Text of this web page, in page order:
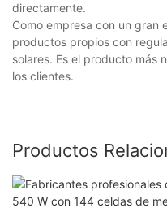
directamente.
Como empresa con un gran
productos propios con
solares. Es el producto más
los clientes.
Productos